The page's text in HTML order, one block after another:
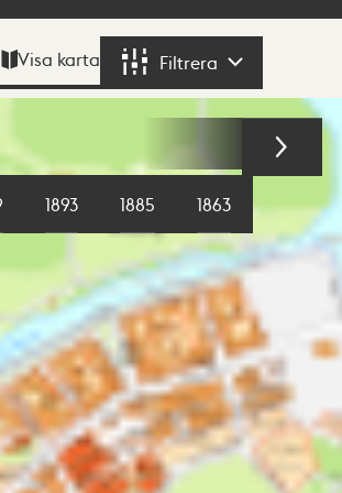
Visa karta Filtrera
1893 1885 1863 1855